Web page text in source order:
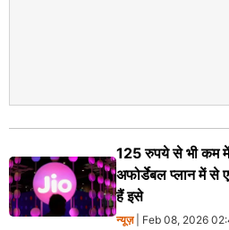
125 रुपये से भी कम
अफोर्डेबल प्लान में
हैं इसे
न्यूज़| Feb 08, 2026